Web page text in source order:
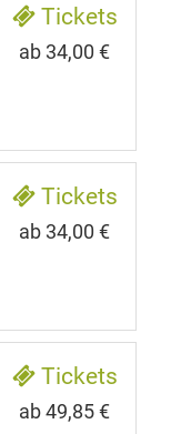
Tickets
ab 34,00 €
Tickets
ab 34,00 €
Tickets
ab 49,85 €